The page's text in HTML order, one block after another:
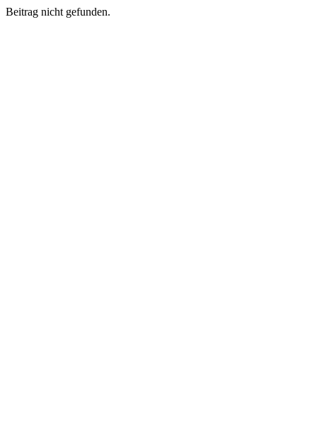
Beitrag nicht gefunden.